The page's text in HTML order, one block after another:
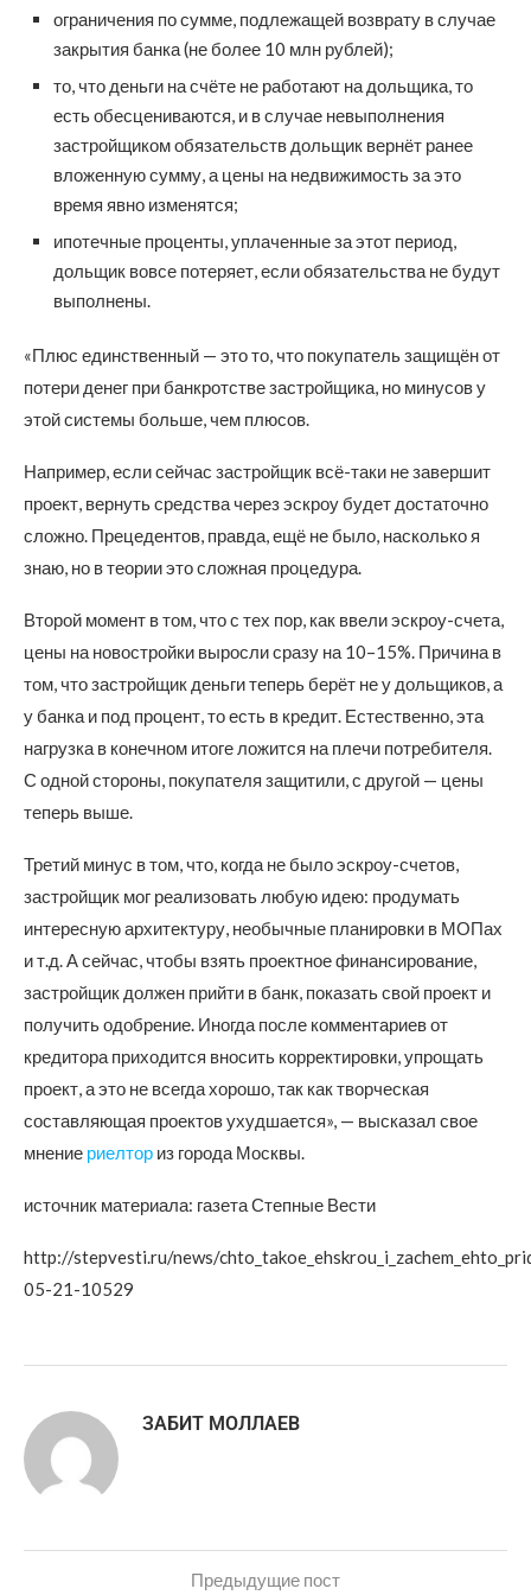
ограничения по сумме, подлежащей возврату в случае
закрытия банка (не более 10 млн рублей);
то, что деньги на счёте не работают на дольщика, то
есть обесцениваются, и в случае невыполнения
застройщиком обязательств дольщик вернёт ранее
вложенную сумму, а цены на недвижимость за это
время явно изменятся;
ипотечные проценты, уплаченные за этот период,
дольщик вовсе потеряет, если обязательства не будут
выполнены.
«Плюс единственный — это то, что покупатель защищён от
потери денег при банкротстве застройщика, но минусов у
этой системы больше, чем плюсов.
Например, если сейчас застройщик всё-таки не завершит
проект, вернуть средства через эскроу будет достаточно
сложно. Прецедентов, правда, ещё не было, насколько я
знаю, но в теории это сложная процедура.
Второй момент в том, что с тех пор, как ввели эскроу-счета,
цены на новостройки выросли сразу на 10–15%. Причина в
том, что застройщик деньги теперь берёт не у дольщиков, а
у банка и под процент, то есть в кредит. Естественно, эта
нагрузка в конечном итоге ложится на плечи потребителя.
С одной стороны, покупателя защитили, с другой — цены
теперь выше.
Третий минус в том, что, когда не было эскроу-счетов,
застройщик мог реализовать любую идею: продумать
интересную архитектуру, необычные планировки в МОПах
и т.д. А сейчас, чтобы взять проектное финансирование,
застройщик должен прийти в банк, показать свой проект и
получить одобрение. Иногда после комментариев от
кредитора приходится вносить корректировки, упрощать
проект, а это не всегда хорошо, так как творческая
составляющая проектов ухудшается», — высказал свое
мнение риелтор из города Москвы.
источник материала: газета Степные Вести
http://stepvesti.ru/news/
05-21-10529
ЗАБИТ МОЛЛАЕВ
Предыдущие пост